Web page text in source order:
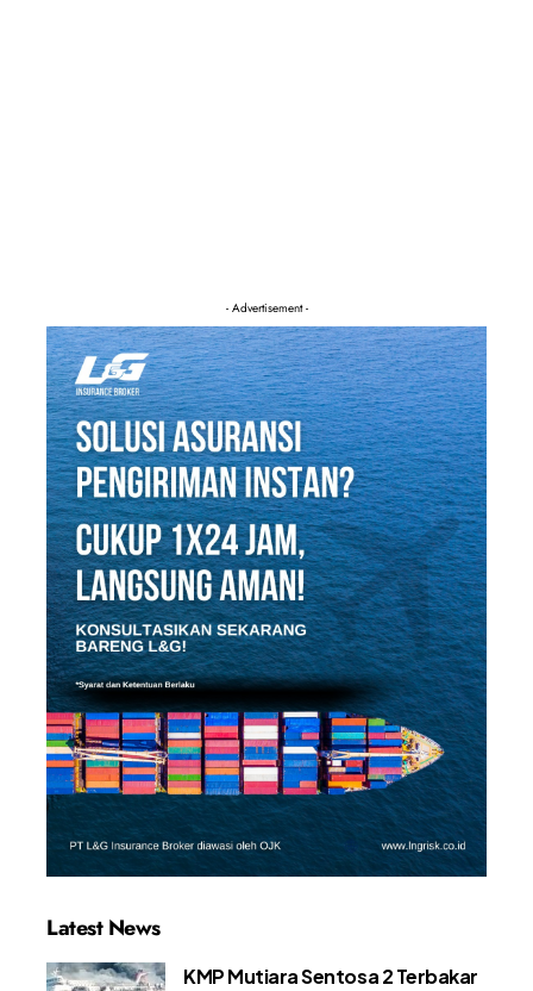
- Advertisement -
Latest News
KMP Mutiara Sentosa 2 Terbakar